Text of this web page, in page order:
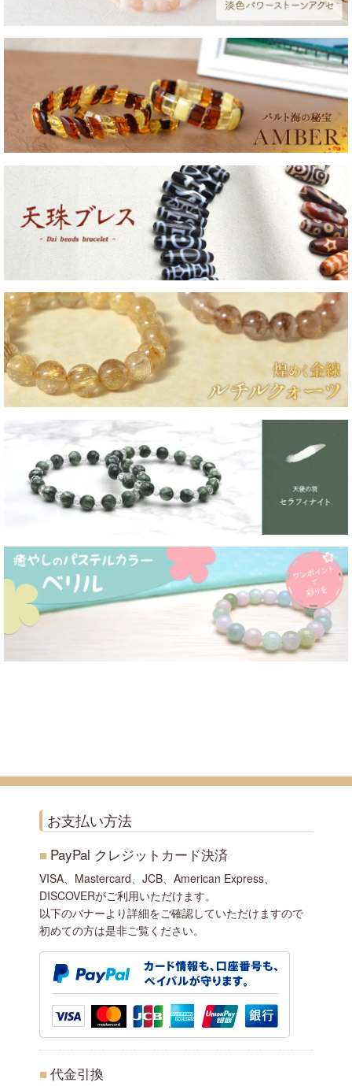
お支払い方法
■ PayPal クレジットカード決済
VISA、Mastercard、JCB、American Express、
DISCOVERがご利用いただけます。
以下のバナーより詳細をご確認していただけますので
初めての方は是非ご覧ください。
■代金引換